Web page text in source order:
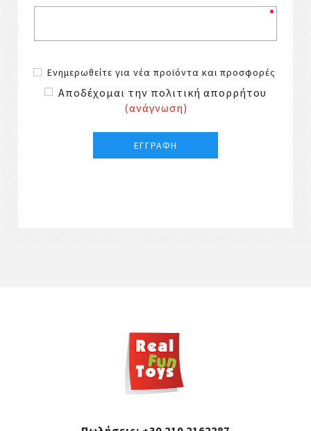
Ενημερωθείτε για νέα προϊόντα και προσφορές
Αποδέχομαι την πολιτική απορρήτου
(ανάγνωση)